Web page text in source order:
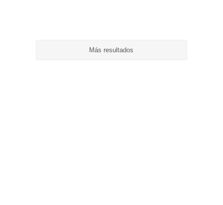
Más resultados